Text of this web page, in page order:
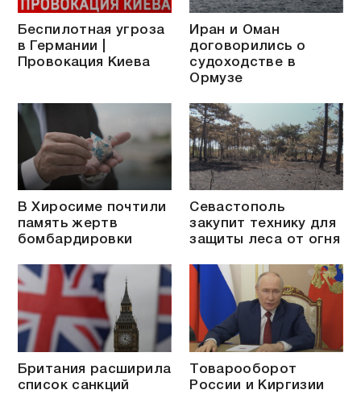
Беспилотная угроза
в Германии |
Провокация Киева
Иран и Оман
договорились о
судоходстве в
Ормузе
В Хиросиме почтили
память жертв
бомбардировки
Севастополь
закупит технику для
защиты леса от огня
Британия расширила
список санкций
Товарооборот
России и Киргизии